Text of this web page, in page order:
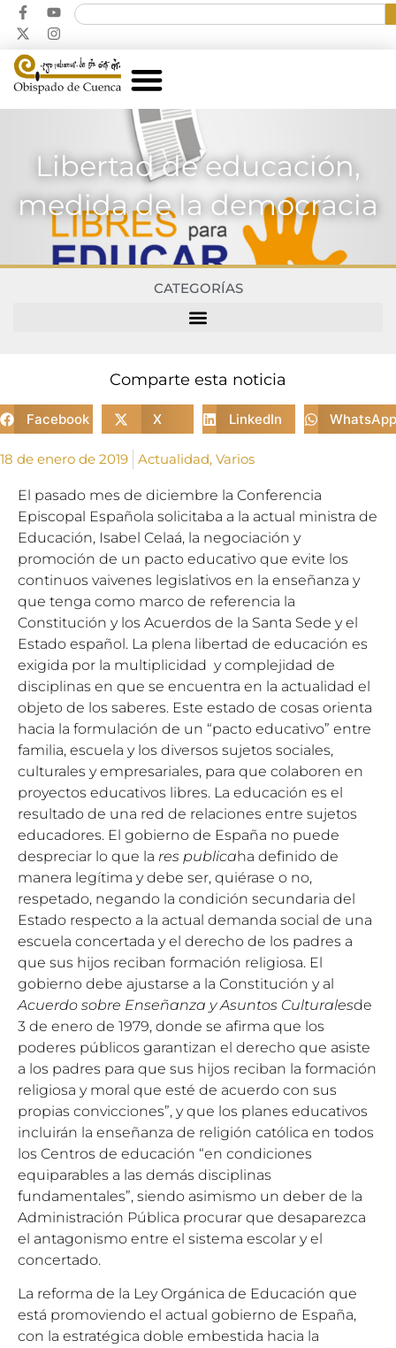
Libertad de educación,
medida de la democracia
CATEGORÍAS
Comparte esta noticia
Facebook X LinkedIn WhatsApp
18 de enero de 2019 Actualidad, Varios
El pasado mes de diciembre la Conferencia
Episcopal Española solicitaba a la actual ministra de
Educación, Isabel Celaá, la negociación y
promoción de un pacto educativo que evite los
continuos vaivenes legislativos en la enseñanza y
que tenga como marco de referencia la
Constitución y los Acuerdos de la Santa Sede y el
Estado español. La plena libertad de educación es
exigida por la multiplicidad y complejidad de
disciplinas en que se encuentra en la actualidad el
objeto de los saberes. Este estado de cosas orienta
hacia la formulación de un “pacto educativo” entre
familia, escuela y los diversos sujetos sociales,
culturales y empresariales, para que colaboren en
proyectos educativos libres. La educación es el
resultado de una red de relaciones entre sujetos
educadores. El gobierno de España no puede
despreciar lo que la res publicaha definido de
manera legítima y debe ser, quiérase o no,
respetado, negando la condición secundaria del
Estado respecto a la actual demanda social de una
escuela concertada y el derecho de los padres a
que sus hijos reciban formación religiosa. El
gobierno debe ajustarse a la Constitución y al
Acuerdo sobre Enseñanza y Asuntos Culturalesde
3 de enero de 1979, donde se afirma que los
poderes públicos garantizan el derecho que asiste
a los padres para que sus hijos reciban la formación
religiosa y moral que esté de acuerdo con sus
propias convicciones”, y que los planes educativos
incluirán la enseñanza de religión católica en todos
los Centros de educación “en condiciones
equiparables a las demás disciplinas
fundamentales”, siendo asimismo un deber de la
Administración Pública procurar que desaparezca
el antagonismo entre el sistema escolar y el
concertado.
La reforma de la Ley Orgánica de Educación que
está promoviendo el actual gobierno de España,
con la estratégica doble embestida hacia la